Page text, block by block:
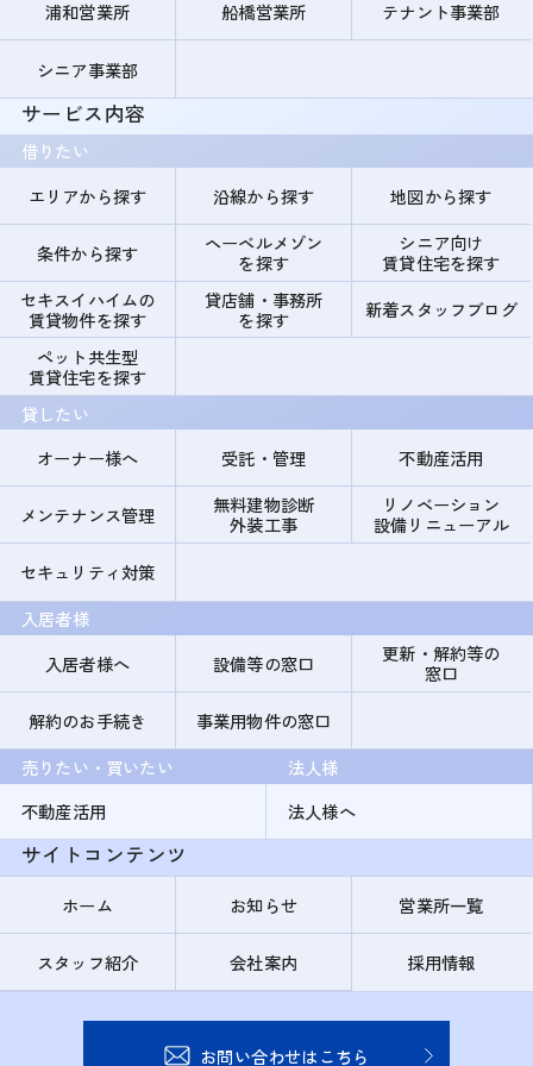
浦和営業所 船橋営業所 テナント事業部
シニア事業部
サービス内容
借りたい
エリアから探す
沿線から探す 地図から探す
条件から探す
ヘーベルメゾン
を探す
シニア向け
賃貸住宅を探す
セキスイハイムの
賃貸物件を探す
貸店舗・事務所
を探す
新着スタッフブログ
ペット共生型
賃貸住宅を探す
貸したい
オーナー様へ
受託・管理 不動産活用
メンテナンス管理
無料建物診断
外装工事
リノベーション
設備リニューアル
セキュリティ対策
入居者様
入居者様へ
設備等の窓口
更新・解約等の
窓口
解約のお手続き
事業用物件の窓口
売りたい・買いたい
不動産活用
法人様
法人様へ
サイトコンテンツ
ホーム お知らせ 営業所一覧
スタッフ紹介 会社案内 採用情報
お問い合わせはこちら